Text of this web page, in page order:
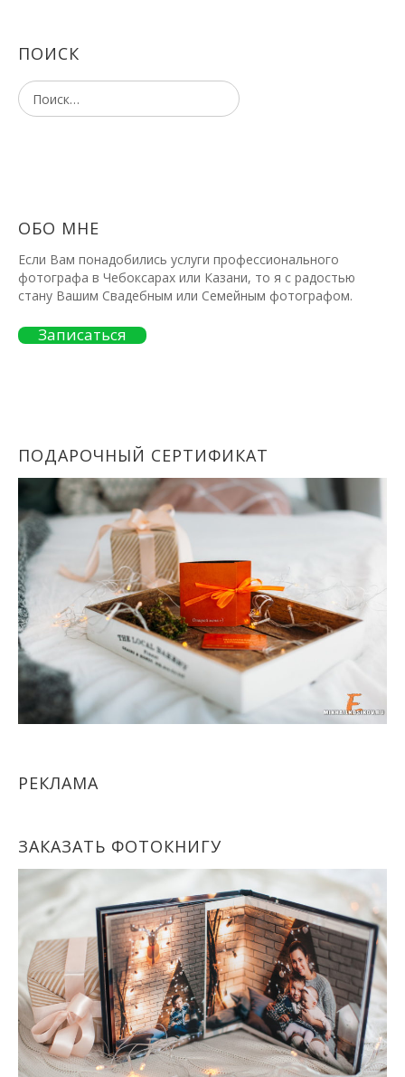
ПОИСК
ОБО МНЕ
Если Вам понадобились услуги профессионального
фотографа в Чебоксарах или Казани, то я с радостью
стану Вашим Свадебным или Семейным фотографом.
Записаться
ПОДАРОЧНЫЙ СЕРТИФИКАТ
РЕКЛАМА
ЗАКАЗАТЬ ФОТОКНИГУ